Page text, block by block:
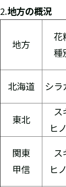
2.地方の概況
地方
花
種
北海道
シラ
東北
ス
ヒ
関東
甲信
ス
ヒ